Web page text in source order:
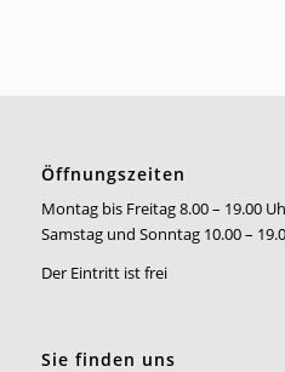
Öffnungszeiten
Montag bis Freitag 8.00 – 19.00
Samstag und Sonntag 10.00 –
Der Eintritt ist frei
Sie finden uns